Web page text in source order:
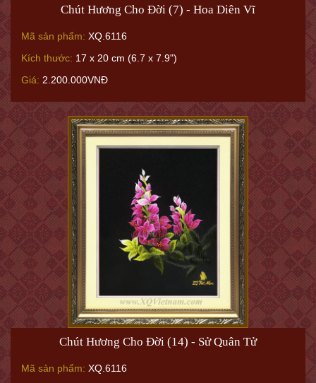
Chút Hương Cho Đời (7) - Hoa Diên Vĩ
Mã sản phẩm: XQ.6116
Kích thước: 17 x 20 cm (6.7 x 7.9")
Giá: 2.200.000VNĐ
Chút Hương Cho Đời (14) - Sử Quân Tử
Mã sản phẩm: XQ.6116